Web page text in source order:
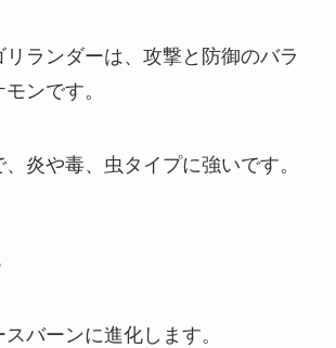
ランダーは、攻撃と防御のバラ
ンです。
炎や毒、虫タイプに強いです。
バーンに進化します。